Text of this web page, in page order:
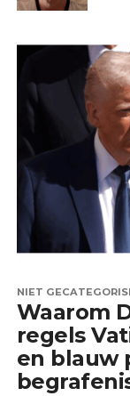
NIET
Waarom
regels
en blauw